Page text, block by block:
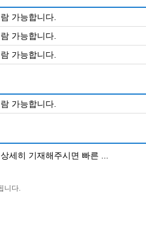
가능합니다.
가능합니다.
가능합니다.
가능합니다.
세히 기재해주시면 빠른 ...
니다.